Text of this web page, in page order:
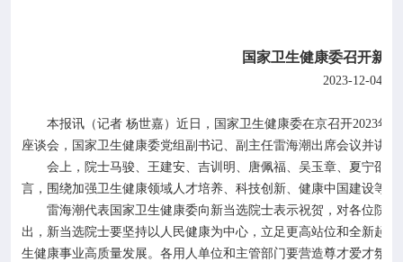
国家卫生健康委召开新
2023-12-04
本报讯（记者 杨世嘉）近日，国家卫生健康委在京召开2023年
座谈会，国家卫生健康委党组副书记、副主任雷海潮出席会议并讲话
会上，院士马骏、王建安、吉训明、唐佩福、吴玉章、夏宁邵
言，围绕加强卫生健康领域人才培养、科技创新、健康中国建设等
雷海潮代表国家卫生健康委向新当选院士表示祝贺，对各位院
出，新当选院士要坚持以人民健康为中心，立足更高站位和全新起
生健康事业高质量发展。各用人单位和主管部门要营造尊才爱才氛